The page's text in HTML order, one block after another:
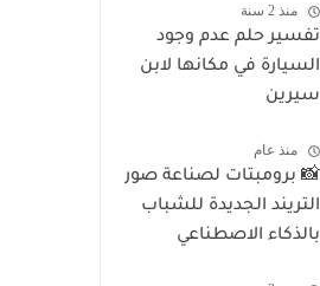
منذ 2 سنة
تفسير حلم عدم وجود
السيارة في مكانها لابن
سيرين
منذ عام
📸 برومبتات لصناعة صور
التريند الجديدة للشباب
بالذكاء الاصطناعي